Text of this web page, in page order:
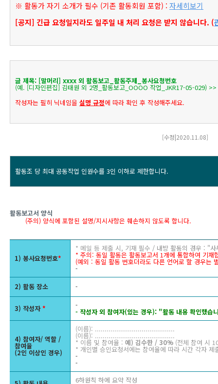
※ 활동가 자기 소개가 필수 (기존 활동회원 포함) : 자세히보기
[공지] 긴급 요청일지라도 일주일 내 처리 요청은 받지 않습니다. (
글 제목: [말머리] xxxx 외 활동보고_활동주제_봉사요청번호
(예. [디자인편집] 김태원 외 2명_활동보고_OOOO 작업_JKR17-05-029) >>
작성자는 필히 닉네임을 실명 규정에 따라 확인 후 작성해주세요.
[수정|2020.11.08]​
활동조 당 최대 공동작업 인원수를 3인 이하로 제한합니다.
활동보고서 양식
(주의) 양식에 포함된 설명/지시사항은 훼손하지 않도록 합니다.
1) 봉사요청번호*
* 메일 등 제출 시, 기재 필수 / 내방 활동의 경우 : "사
* 주의: 동일 활동은 활동보고서 1개에 통합하여 기재
(예외 : 동일 활동 번호더라도 다른 언어로 할 경우는
-
2) 활동 장소
-
3) 작성자* -
- 작성자 외 참여자(있는 경우): "활동 내용 확인했습
4) 참여자/ 역할 /
참여율
(2인 이상인 경우)
(이름): .........................................
(이름): .........................................
* 이름 및 참여율 : 예) 김수한 / 30% (전체 참여 시
* 개인별 승인요청서에는 참여율에 따라 시간 각자 제
-
-
6하원칙 하에 요약 작성